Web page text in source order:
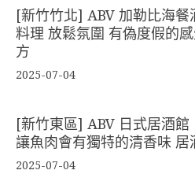
[新竹竹北] ABV 加勒比海
料理 放鬆氛圍 有偽度假的
方
2025-07-04
[新竹東區] ABV 日式居酒館
讓魚肉會有獨特的清香味
2025-07-04